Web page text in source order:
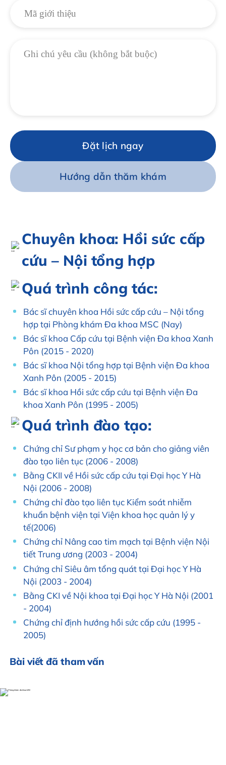
Đặt lịch ngay
Hướng dẫn thăm khám
Chuyên khoa: Hồi sức cấp
cứu – Nội tổng hợp
Quá trình công tác:
Bác sĩ chuyên khoa Hồi sức cấp cứu – Nội tổng
hợp tại Phòng khám Đa khoa MSC (Nay)
Bác sĩ khoa Cấp cứu tại Bệnh viện Đa khoa Xanh
Pôn (2015 - 2020)
Bác sĩ khoa Nội tổng hợp tại Bệnh viện Đa khoa
Xanh Pôn (2005 - 2015)
Bác sĩ khoa Hồi sức cấp cứu tại Bệnh viện Đa
khoa Xanh Pôn (1995 - 2005)
Quá trình đào tạo:
Chứng chỉ Sư phạm y học cơ bản cho giảng viên
đào tạo liên tục (2006 - 2008)
Bằng CKII về Hồi sức cấp cứu tại Đại học Y Hà
Nội (2006 - 2008)
Chứng chỉ đào tạo liên tục Kiểm soát nhiễm
khuẩn bệnh viện tại Viện khoa học quản lý y
tế(2006)
Chứng chỉ Nâng cao tim mạch tại Bệnh viện Nội
tiết Trung ương (2003 - 2004)
Chứng chỉ Siêu âm tổng quát tại Đại học Y Hà
Nội (2003 - 2004)
Bằng CKI về Nội khoa tại Đại học Y Hà Nội (2001
- 2004)
Chứng chỉ định hướng hồi sức cấp cứu (1995 -
2005)
Bài viết đã tham vấn